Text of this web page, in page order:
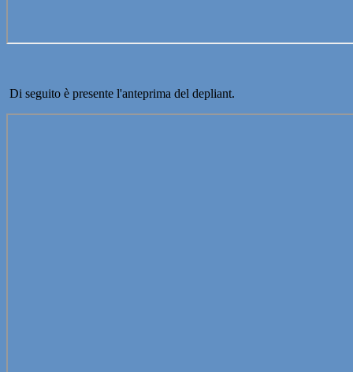
Di seguito è presente l'anteprima del depliant.